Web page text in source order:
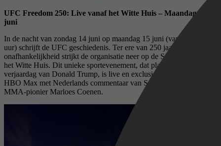
UFC Freedom 250: Live vanaf het Witte Huis – Maandag 15
juni
In de nacht van zondag 14 juni op maandag 15 juni (vanaf 02:00
uur) schrijft de UFC geschiedenis. Ter ere van 250 jaar Amerikaanse
onafhankelijkheid strijkt de organisatie neer op de South Lawn van
het Witte Huis. Dit unieke sportevenement, dat plaatsvindt op de
verjaardag van Donald Trump, is live en exclusief te streamen op
HBO Max met Nederlands commentaar van Sander Schrik en
MMA-pionier Marloes Coenen.